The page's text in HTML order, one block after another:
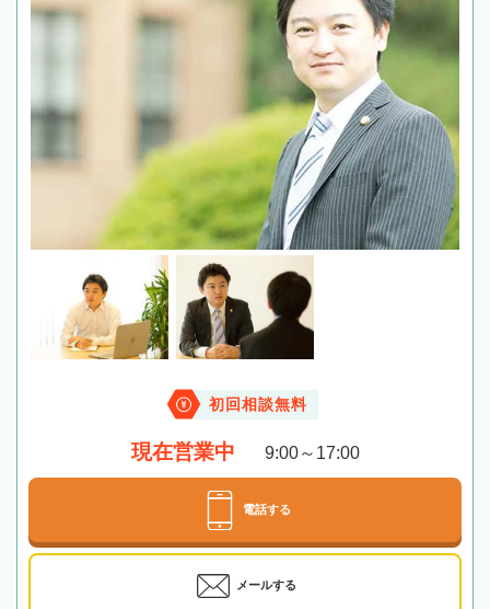
初回相談無料
現在営業中 9:00～17:00
電話する
メールする